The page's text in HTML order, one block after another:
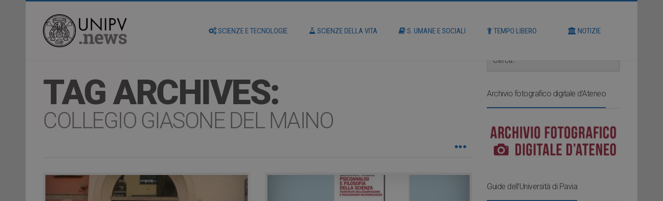
SCIENZE E TECNOLOGIE SCIENZE DELLA VITA S. UMANE E SOCIALI TEMPO LIBERO NOTIZIE
TAG ARCHIVES:
COLLEGIO GIASONE DEL MAINO
Archivio fotografico digitale d’Ateneo
Guide dell’Università di Pavia